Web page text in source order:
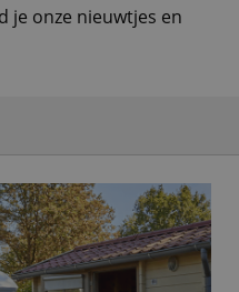
je onze nieuwtjes en